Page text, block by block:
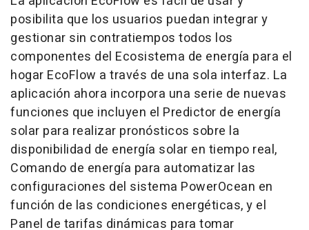
posibilita que los usuarios puedan integrar y
gestionar sin contratiempos todos los
componentes del Ecosistema de energía para el
hogar EcoFlow a través de una sola interfaz. La
aplicación ahora incorpora una serie de nuevas
funciones que incluyen el Predictor de energía
solar para realizar pronósticos sobre la
disponibilidad de energía solar en tiempo real,
Comando de energía para automatizar las
configuraciones del sistema PowerOcean en
función de las condiciones energéticas, y el
Panel de tarifas dinámicas para tomar